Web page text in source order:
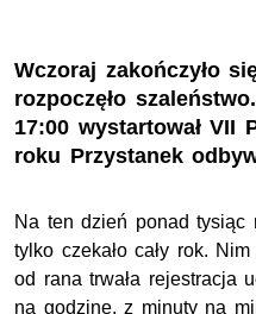
Wczoraj zakończyło
rozpoczęło
17:00 wystartował VII
roku Przystanek
Na ten dzień ponad tysiąc
tylko czekało cały rok.
od rana trwała rejestracja
na godzinę, z minuty na